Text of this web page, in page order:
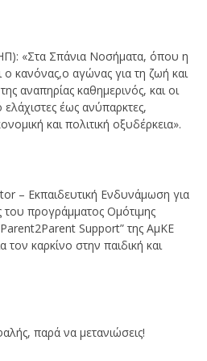
«Στα Σπάνια Νοσήματα, όπου η
ο κανόνας,ο αγώνας για τη ζωή και
αναπηρίας καθημερινός, και οι
έως ανύπαρκτες,
και πολιτική οξυδέρκεια».
– Εκπαιδευτική Ενδυνάμωση για
του προγράμματος Ομότιμης
Support” της ΑμΚΕ
καρκίνο στην παιδική και
παρά να μετανιώσεις!